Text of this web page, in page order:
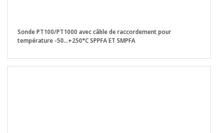
Sonde PT100/PT1000 avec câble de raccordement pour
température -50...+250°C SPPFA ET SMPFA